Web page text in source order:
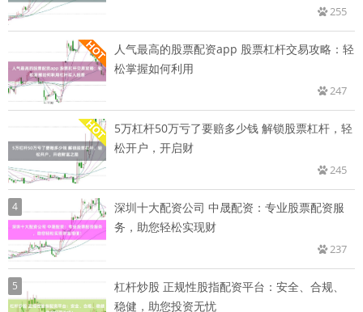
255
人气最高的股票配资app 股票杠杆交易攻略：轻
松掌握如何利用
247
5万杠杆50万亏了要赔多少钱 解锁股票杠杆，轻
松开户，开启财
245
4
深圳十大配资公司 中晟配资：专业股票配资服
务，助您轻松实现财
237
5
杠杆炒股 正规性股指配资平台：安全、合规、
稳健，助您投资无忧